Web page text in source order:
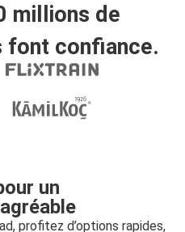
millions de
font confiance.
un
profitez d’options rapides,